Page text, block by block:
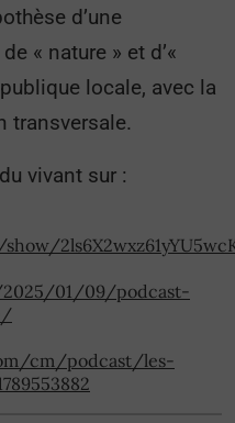
d’une
« nature » et d’«
locale, avec la
transversale.
vivant sur :
01/09/podcast-
cm/podcast/les-